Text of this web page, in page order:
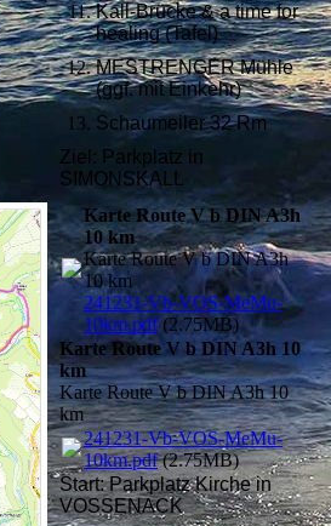
Kall-Brücke & a time for
healing (Tafel)
MESTRENGER Mühle
(ggf. mit Einkehr)
Schaumeiler 32 Rm
Ziel: Parkplatz in
SIMONSKALL
Karte Route V b DIN A3h
10 km
Karte Route V b DIN A3h
10 km
241231-Vb-VOS-MeMu-
10km.pdf(2.75MB)
Karte Route V b DIN A3h 10
km
Karte Route V b DIN A3h 10
km
241231-Vb-VOS-MeMu-
10km.pdf(2.75MB)
Start: Parkplatz Kirche in
VOSSENACK